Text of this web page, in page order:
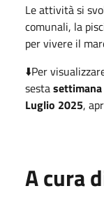
Le attività si
comunali, la
per vivere il
⬇️Per
sestasettimana
Luglio 2025,
A cura